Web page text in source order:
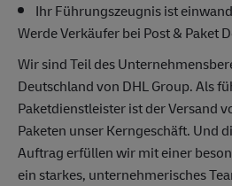
Ihr Führungszeugnis ist
Werde Verkäufer bei Post & Paket
Wir sind Teil des
Deutschland von DHL Group. Als
Paketdienstleister ist der Versand
Paketen unser Kerngeschäft. Und
Auftrag erfüllen wir mit einer
ein starkes, unternehmerisches